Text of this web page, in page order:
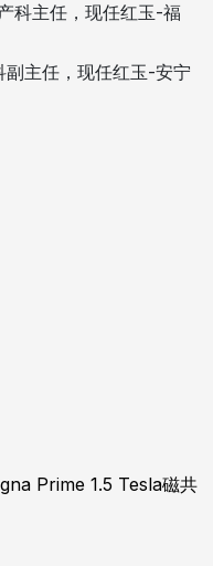
科主任，现任红玉-福
主任，现任红玉-安宁
Prime 1.5 Tesla磁共